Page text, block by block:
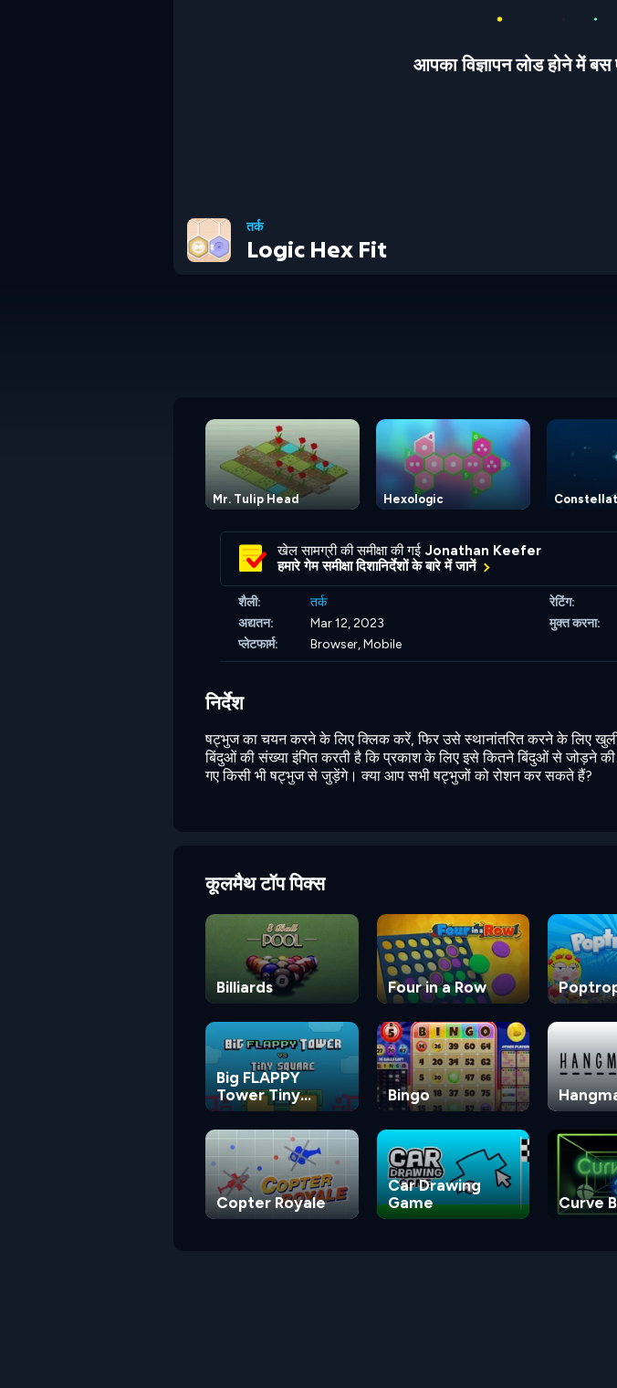
आपका विज्ञापन लोड होने में बस
तर्क
Logic Hex Fit
Mr. Tulip Head Hexologic
खेल सामग्री की समीक्षा की गई Jonathan Keefer
हमारे गेम समीक्षा दिशानिर्देशों के बारे में जानें
शैली: तर्क रेटिंग:
अद्यतन:
Mar 12, 2023 मुक्त करना:
प्लेटफार्म:
Browser, Mobile
निर्देश
षट्भुज का चयन करने के लिए क्लिक करें, फिर उसे स्थानांतरित करने के लिए
बिंदुओं की संख्या इंगित करती है कि प्रकाश के लिए इसे कितने बिंदुओं से जोड़ने की
गए किसी भी षट्भुज से जुड़ेंगे। क्या आप सभी षट्भुजों को रोशन कर सकते हैं?
कूलमैथ टॉप पिक्स
Billiards Four in a Row
Big FLAPPY
Tower Tiny
Square
Bingo
Copter Royale
Car Drawing
Game
Curve